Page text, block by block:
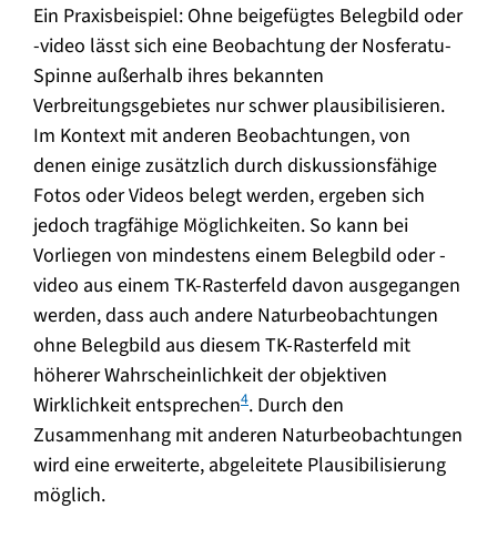
Ein Praxisbeispiel: Ohne beigefügtes Belegbild oder
-video lässt sich eine Beobachtung der Nosferatu-
Spinne außerhalb ihres bekannten
Verbreitungsgebietes nur schwer plausibilisieren.
Im Kontext mit anderen Beobachtungen, von
denen einige zusätzlich durch diskussionsfähige
Fotos oder Videos belegt werden, ergeben sich
jedoch tragfähige Möglichkeiten. So kann bei
Vorliegen von mindestens einem Belegbild oder -
video aus einem TK-Rasterfeld davon ausgegangen
werden, dass auch andere Naturbeobachtungen
ohne Belegbild aus diesem TK-Rasterfeld mit
höherer Wahrscheinlichkeit der objektiven
Wirklichkeit entsprechen4. Durch den
Zusammenhang mit anderen Naturbeobachtungen
wird eine erweiterte, abgeleitete Plausibilisierung
möglich.